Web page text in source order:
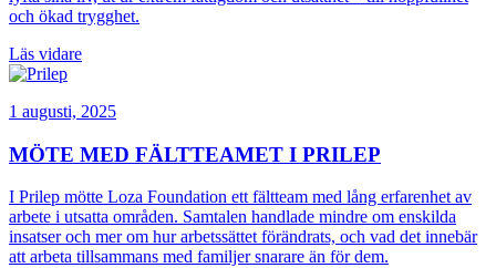
och ökad trygghet.
Läs vidare
1 augusti, 2025
MÖTE MED FÄLTTEAMET I PRILEP
I Prilep mötte Loza Foundation ett fältteam med lång erfarenhet av
arbete i utsatta områden. Samtalen handlade mindre om enskilda
insatser och mer om hur arbetssättet förändrats, och vad det innebär
att arbeta tillsammans med familjer snarare än för dem.